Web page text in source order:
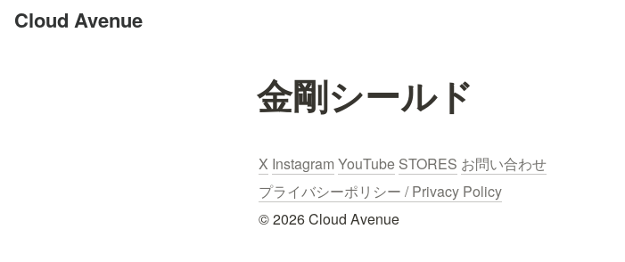
Cloud Avenue
金剛シールド
X Instagram YouTube STORES お問い合わせ
プライバシーポリシー / Privacy Policy
© 2026 Cloud Avenue